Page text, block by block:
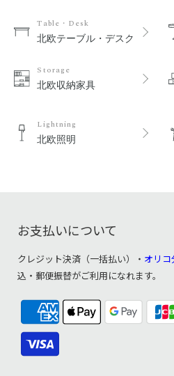
Table・Desk
北欧テーブル・デスク
Storage
北欧収納家具
Lightning
北欧照明
お支払いについて
クレジット決済（一括払い）・ オリコ
込・郵便振替がご利用になれます。